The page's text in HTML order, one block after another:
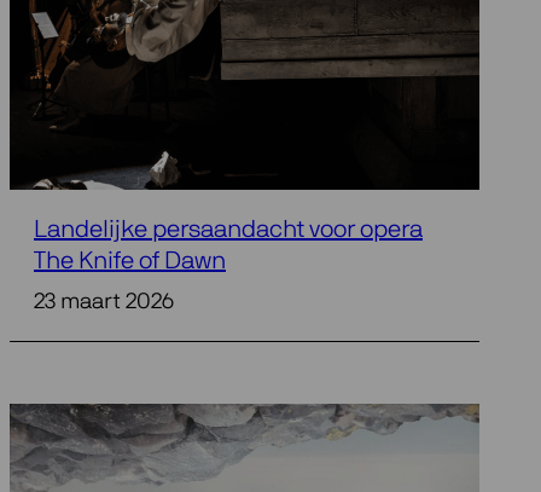
Landelijke persaandacht voor opera
The Knife of Dawn
23 maart 2026